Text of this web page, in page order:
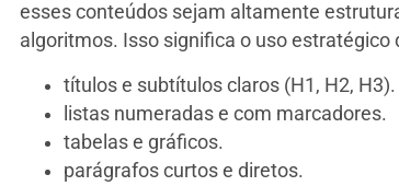
esses conteúdos sejam altamente
algoritmos. Isso significa o uso estratégico
títulos e subtítulos claros (H1, H2, H3).
listas numeradas e com marcadores.
tabelas e gráficos.
parágrafos curtos e diretos.